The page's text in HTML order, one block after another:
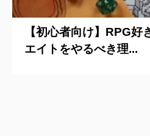
【初心者向け】RPG好
エイトをやるべき理...